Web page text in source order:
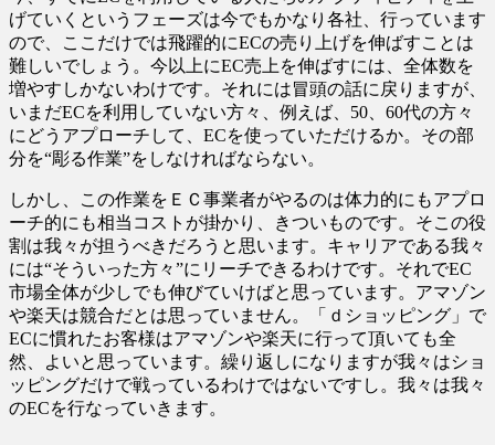
げていくというフェーズは今でもかなり各社、行っています
ので、ここだけでは飛躍的にECの売り上げを伸ばすことは
難しいでしょう。今以上にEC売上を伸ばすには、全体数を
増やすしかないわけです。それには冒頭の話に戻りますが、
いまだECを利用していない方々、例えば、50、60代の方々
にどうアプローチして、ECを使っていただけるか。その部
分を“彫る作業”をしなければならない。
しかし、この作業をＥＣ事業者がやるのは体力的にもアプロ
ーチ的にも相当コストが掛かり、きついものです。そこの役
割は我々が担うべきだろうと思います。キャリアである我々
には“そういった方々”にリーチできるわけです。それでEC
市場全体が少しでも伸びていけばと思っています。アマゾン
や楽天は競合だとは思っていません。「ｄショッピング」で
ECに慣れたお客様はアマゾンや楽天に行って頂いても全
然、よいと思っています。繰り返しになりますが我々はショ
ッピングだけで戦っているわけではないですし。我々は我々
のECを行なっていきます。